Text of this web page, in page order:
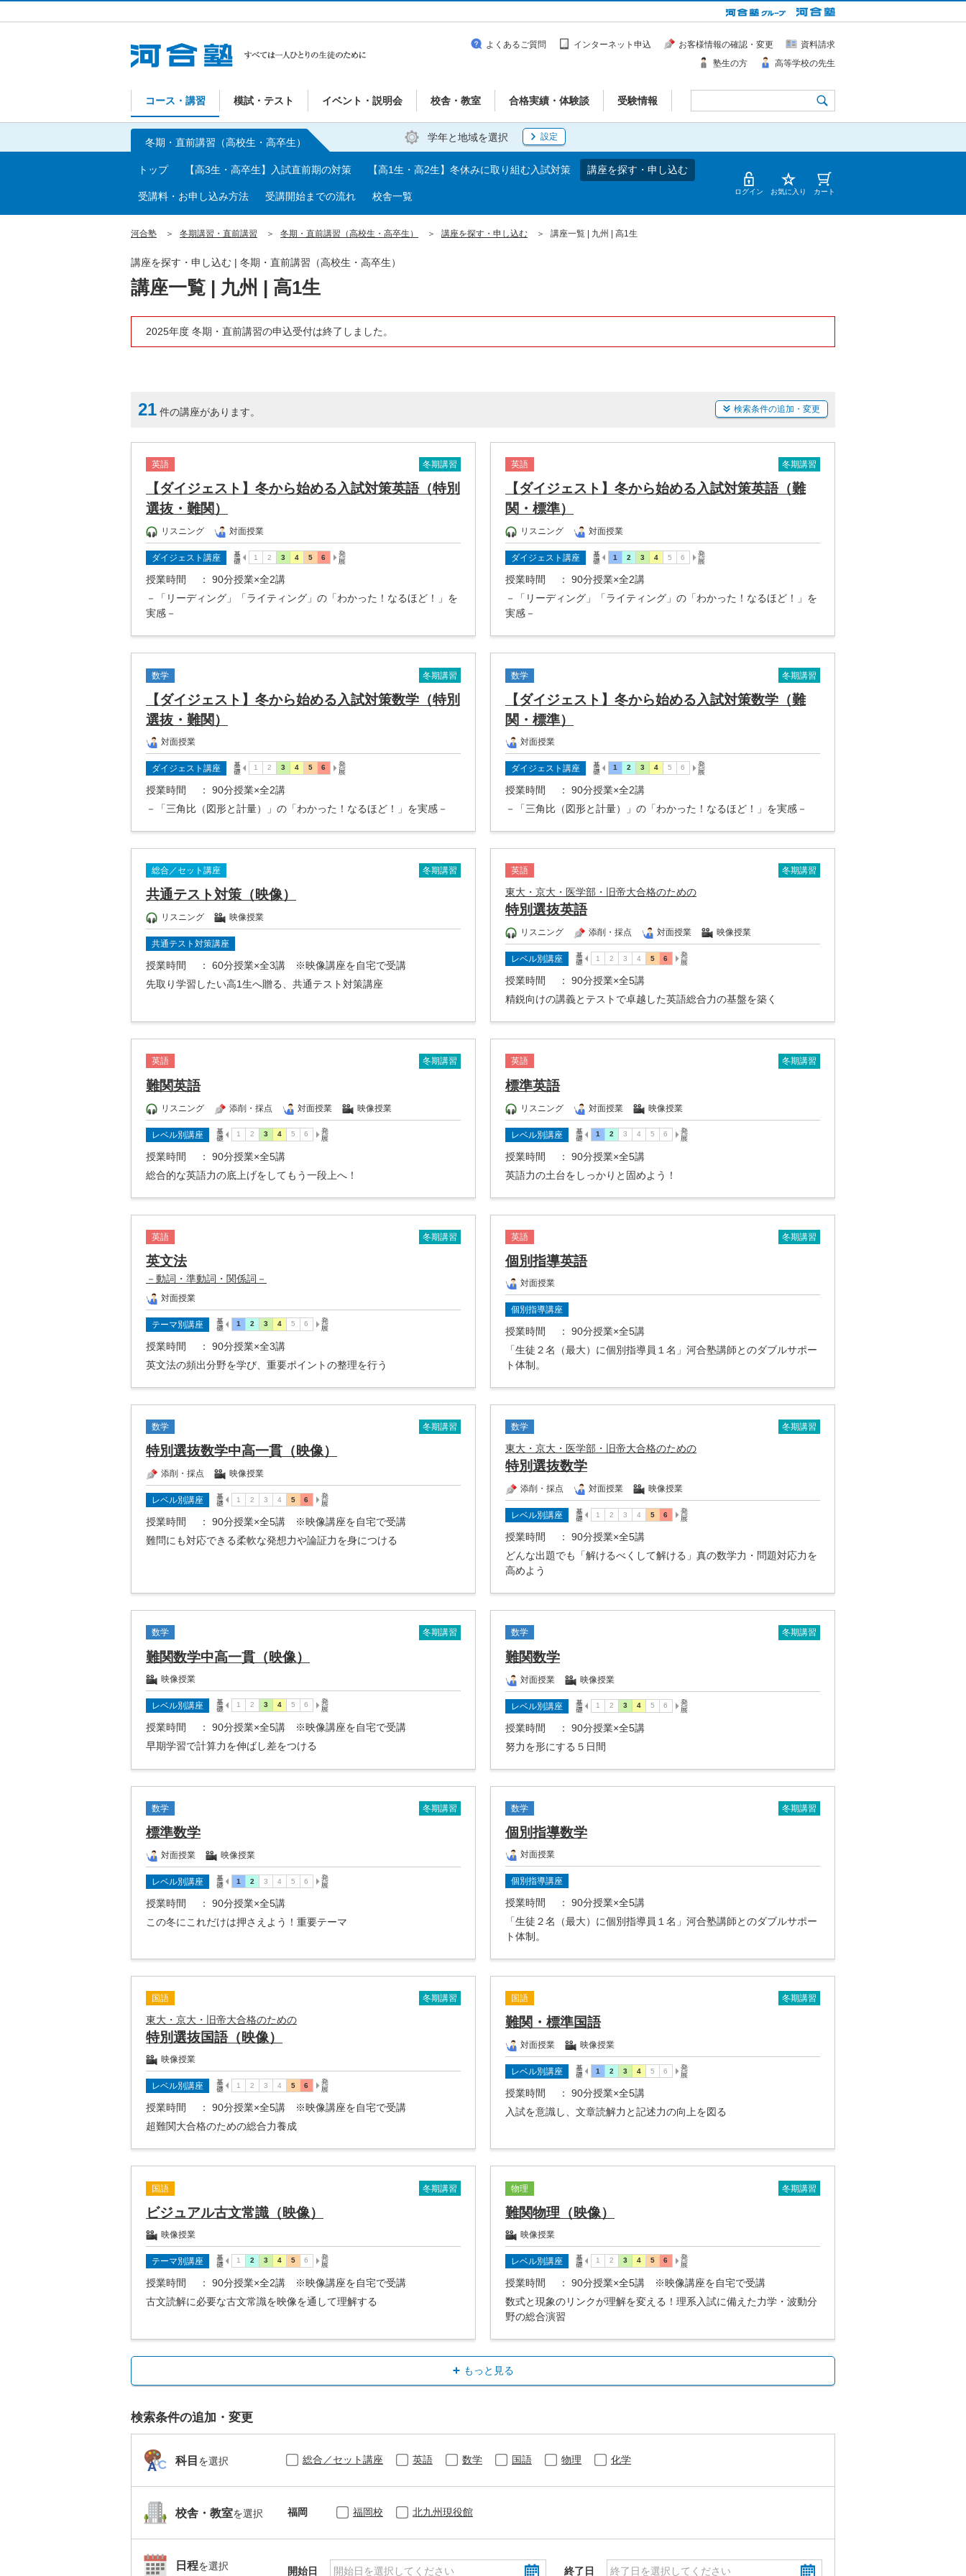
コース・講習 模試・テスト イベント・説明会 校舎・教室 合格実績・体験談 受験情報
よくあるご質問 インターネット申込 お客様情報の確認・変更
資料請求
塾生の方
高等学校の先生
学年と地域を選択 設定
冬期・直前講習（高校生・高卒生）
トップ 【高3生・高卒生】入試直前期の対策 【高1生・高2生】冬休みに取り組む入試対策 講座を探す・申し込む
受講料・お申し込み方法 受講開始までの流れ 校舎一覧 ログイン お気に入り カート
河合塾 冬期講習・直前講習 冬期・直前講習（高校生・高卒生） 講座を探す・申し込む 講座一覧 | 九州 | 高1生
講座一覧 | 九州 | 高1生
講座を探す・申し込む | 冬期・直前講習（高校生・高卒生）
2025年度 冬期・直前講習の申込受付は終了しました。
21 件の講座があります。 検索条件の追加・変更
英語 冬期講習
【ダイジェスト】冬から始める入試対策英語（特別
選抜・難関）
リスニング 対面授業
ダイジェスト講座
授業時間
： 90分授業×全2講
－「リーディング」「ライティング」の「わかった！なるほど！」を
実感－
英語 冬期講習
【ダイジェスト】冬から始める入試対策英語（難
関・標準）
リスニング 対面授業
ダイジェスト講座
授業時間
： 90分授業×全2講
－「リーディング」「ライティング」の「わかった！なるほど！」を
実感－
数学 冬期講習
【ダイジェスト】冬から始める入試対策数学（特別
選抜・難関）
対面授業
ダイジェスト講座
授業時間
： 90分授業×全2講
－「三角比（図形と計量）」の「わかった！なるほど！」を実感－
数学 冬期講習
【ダイジェスト】冬から始める入試対策数学（難
関・標準）
対面授業
ダイジェスト講座
授業時間
： 90分授業×全2講
－「三角比（図形と計量）」の「わかった！なるほど！」を実感－
総合／セット講座 冬期講習
共通テスト対策（映像）
リスニング 映像授業
共通テスト対策講座
授業時間
： 60分授業×全3講 ※映像講座を自宅で受講
先取り学習したい高1生へ贈る、共通テスト対策講座
英語 冬期講習
東大・京大・医学部・旧帝大合格のための
特別選抜英語
リスニング 添削・採点 対面授業 映像授業
レベル別講座
授業時間
： 90分授業×全5講
精鋭向けの講義とテストで卓越した英語総合力の基盤を築く
英語 冬期講習
難関英語
リスニング 添削・採点 対面授業 映像授業
レベル別講座
授業時間
： 90分授業×全5講
総合的な英語力の底上げをしてもう一段上へ！
英語 冬期講習
標準英語
リスニング 対面授業 映像授業
レベル別講座
授業時間
： 90分授業×全5講
英語力の土台をしっかりと固めよう！
英語 冬期講習
英文法
－動詞・準動詞・関係詞－
対面授業
テーマ別講座
授業時間
： 90分授業×全3講
英文法の頻出分野を学び、重要ポイントの整理を行う
英語 冬期講習
個別指導英語
対面授業
個別指導講座
授業時間
： 90分授業×全5講
「生徒２名（最大）に個別指導員１名」河合塾講師とのダブルサポー
ト体制。
数学 冬期講習
特別選抜数学中高一貫（映像）
添削・採点 映像授業
レベル別講座
授業時間
： 90分授業×全5講 ※映像講座を自宅で受講
難問にも対応できる柔軟な発想力や論証力を身につける
数学 冬期講習
東大・京大・医学部・旧帝大合格のための
特別選抜数学
添削・採点 対面授業 映像授業
レベル別講座
授業時間
： 90分授業×全5講
どんな出題でも「解けるべくして解ける」真の数学力・問題対応力を
高めよう
数学 冬期講習
難関数学中高一貫（映像）
映像授業
レベル別講座
授業時間
： 90分授業×全5講 ※映像講座を自宅で受講
早期学習で計算力を伸ばし差をつける
数学 冬期講習
難関数学
対面授業 映像授業
レベル別講座
授業時間
： 90分授業×全5講
努力を形にする５日間
数学 冬期講習
標準数学
対面授業 映像授業
レベル別講座
授業時間
： 90分授業×全5講
この冬にこれだけは押さえよう！重要テーマ
数学 冬期講習
個別指導数学
対面授業
個別指導講座
授業時間
： 90分授業×全5講
「生徒２名（最大）に個別指導員１名」河合塾講師とのダブルサポー
ト体制。
国語 冬期講習
東大・京大・旧帝大合格のための
特別選抜国語（映像）
映像授業
レベル別講座
授業時間
： 90分授業×全5講 ※映像講座を自宅で受講
超難関大合格のための総合力養成
国語 冬期講習
難関・標準国語
対面授業 映像授業
レベル別講座
授業時間
： 90分授業×全5講
入試を意識し、文章読解力と記述力の向上を図る
国語 冬期講習
ビジュアル古文常識（映像）
映像授業
テーマ別講座
授業時間
： 90分授業×全2講 ※映像講座を自宅で受講
古文読解に必要な古文常識を映像を通して理解する
物理 冬期講習
難関物理（映像）
映像授業
レベル別講座
授業時間
： 90分授業×全5講 ※映像講座を自宅で受講
数式と現象のリンクが理解を変える！理系入試に備えた力学・波動分
野の総合演習
もっと見る
検索条件の追加・変更
科目 を選択 総合／セット講座 英語 数学 国語 物理 化学
校舎・教室を選択 福岡 福岡校 北九州現役館
日程を選択 開始日 終了日